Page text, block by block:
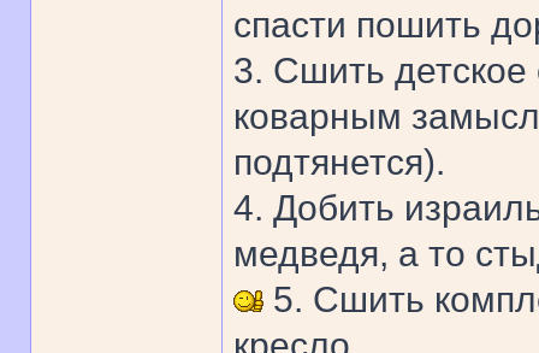
спасти пошить
3. Сшить
коварным
подтянется).
4. Добить
медведя, а то
5. Сшить